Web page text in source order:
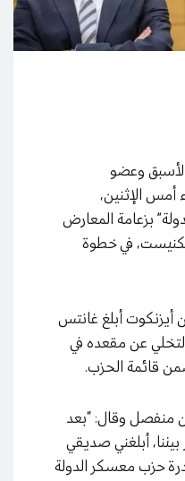
الأسبق وعضو
أمس الإثنين،
بزعامة المعارض
في خطوة
أيزنكوت أبلغ غانتس
عن مقعده في
قائمة الحزب.
منفصل وقال: “بعد
أبلغني صديقي
حزب معسكر الدولة